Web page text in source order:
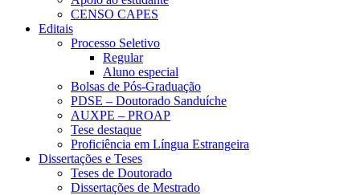
CENSO CAPES
Editais
Processo Seletivo
Regular
Aluno especial
Bolsas de Pós-Graduação
PDSE – Doutorado Sanduíche
AUXPE – PROAP
Tese destaque
Proficiência em Língua Estrangeira
Dissertações e Teses
Teses de Doutorado
Dissertações de Mestrado